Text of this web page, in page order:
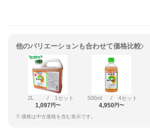
他のバリエーションも合わせて価格比較
2L / 1セット
1,097円〜
500ml / 4セット
4,950円〜
※ 価格は中古価格を含む表示です。